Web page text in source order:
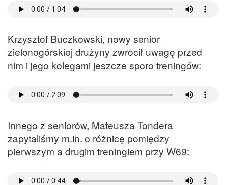
Krzysztof Buczkowski, nowy senior
zielonogórskiej drużyny zwrócił uwagę przed
nim i jego kolegami jeszcze sporo treningów:
Innego z seniorów, Mateusza Tondera
zapytaliśmy m.in. o różnicę pomiędzy
pierwszym a drugim treningiem przy W69: